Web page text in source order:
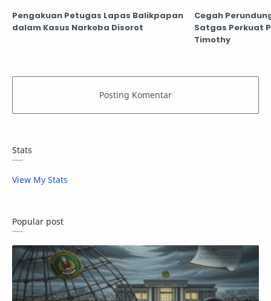
Pengakuan Petugas Lapas Balikpapan
dalam Kasus Narkoba Disorot
Cegah
Satgas Perkuat
Timothy
Stats
View My Stats
Popular post